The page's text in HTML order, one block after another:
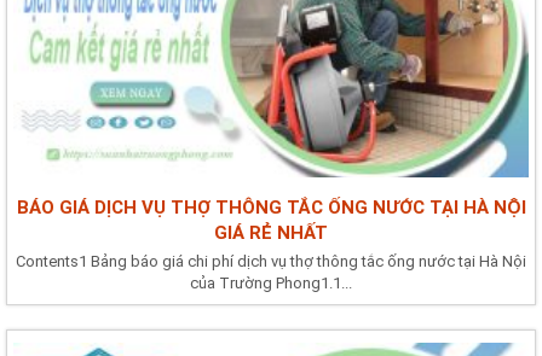
BÁO GIÁ DỊCH VỤ THỢ THÔNG TẮC ỐNG NƯỚC TẠI HÀ NỘI
GIÁ RẺ NHẤT
Contents1 Bảng báo giá chi phí dịch vụ thợ thông tắc ống nước tại Hà Nội
của Trường Phong1.1...